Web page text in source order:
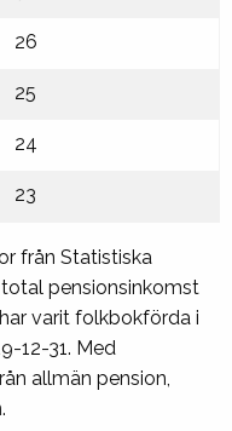
26
25
24
23
från Statistiska
total pensionsinkomst
varit folkbokförda i
12-31. Med
allmän pension,